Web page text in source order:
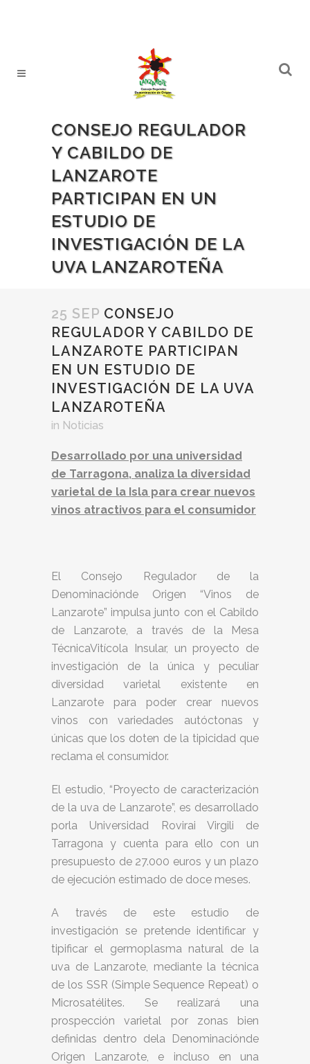
CONSEJO REGULADOR
Y CABILDO DE
LANZAROTE
PARTICIPAN EN UN
ESTUDIO DE
INVESTIGACIÓN DE LA
UVA LANZAROTEÑA
25 SEP CONSEJO
REGULADOR Y CABILDO DE
LANZAROTE PARTICIPAN
EN UN ESTUDIO DE
INVESTIGACIÓN DE LA UVA
LANZAROTEÑA
in Noticias
Desarrollado por una universidad
de Tarragona, analiza la diversidad
varietal de la Isla para crear nuevos
vinos atractivos para el consumidor
El Consejo Regulador de la
Denominaciónde Origen “Vinos de
Lanzarote” impulsa junto con el Cabildo
de Lanzarote, a través de la Mesa
TécnicaVitícola Insular, un proyecto de
investigación de la única y peculiar
diversidad varietal existente en
Lanzarote para poder crear nuevos
vinos con variedades autóctonas y
únicas que los doten de la tipicidad que
reclama el consumidor.
El estudio, “Proyecto de caracterización
de la uva de Lanzarote”, es desarrollado
porla Universidad Rovirai Virgili de
Tarragona y cuenta para ello con un
presupuesto de 27.000 euros y un plazo
de ejecución estimado de doce meses.
A través de este estudio de
investigación se pretende identificar y
tipificar el germoplasma natural de la
uva de Lanzarote, mediante la técnica
de los SSR (Simple Sequence Repeat) o
Microsatélites. Se realizará una
prospección varietal por zonas bien
definidas dentro dela Denominaciónde
Origen Lanzarote, e incluso en una